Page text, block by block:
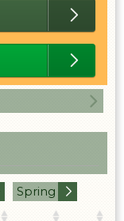
Spring